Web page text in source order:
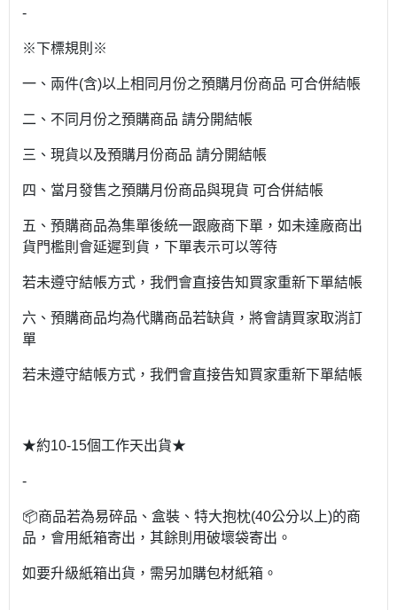
-
※下標規則※
一、兩件(含)以上相同月份之預購月份商品 可合併結帳
二、不同月份之預購商品 請分開結帳
三、現貨以及預購月份商品 請分開結帳
四、當月發售之預購月份商品與現貨 可合併結帳
五、預購商品為集單後統一跟廠商下單，如未達廠商出
貨門檻則會延遲到貨，下單表示可以等待
若未遵守結帳方式，我們會直接告知買家重新下單結帳
六、預購商品均為代購商品若缺貨，將會請買家取消訂
單
若未遵守結帳方式，我們會直接告知買家重新下單結帳
★約10-15個工作天出貨★
-
📦商品若為易碎品、盒裝、特大抱枕(40公分以上)的商
品，會用紙箱寄出，其餘則用破壞袋寄出。
如要升級紙箱出貨，需另加購包材紙箱。